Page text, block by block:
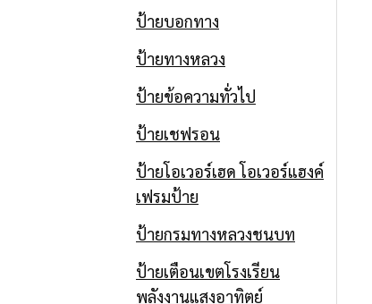
ป้ายบอกทาง
ป้ายทางหลวง
ป้ายข้อความทั่วไป
ป้ายเชฟรอน
ป้ายโอเวอร์เฮด โอเวอร์แฮงค์
เฟรมป้าย
ป้ายกรมทางหลวงชนบท
ป้ายเตือนเขตโรงเรียน
พลังงานแสงอาทิตย์